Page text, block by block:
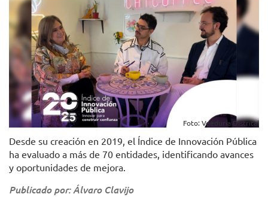
Foto: Veeduría Distrital
Desde su creación en 2019, el Índice de Innovación Pública
ha evaluado a más de 70 entidades, identificando avances
y oportunidades de mejora.
Publicado por: Álvaro Clavijo